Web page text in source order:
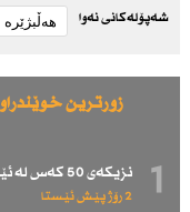
شەپۆلەکانی نەوا
زۆرترین
1 نزیكەی 50 كەس لە ئێران لە سێدارە دراون
2 رۆژ پێش ئێستا